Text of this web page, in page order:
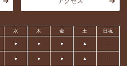
水 木 金 土 日祝
● ● ● ▲ -
● ● ● ▲ -